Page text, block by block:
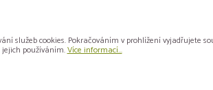
49,90
služeb cookies. Pokračováním v prohlížení vyjadřujete
jejich používáním.Více informací...